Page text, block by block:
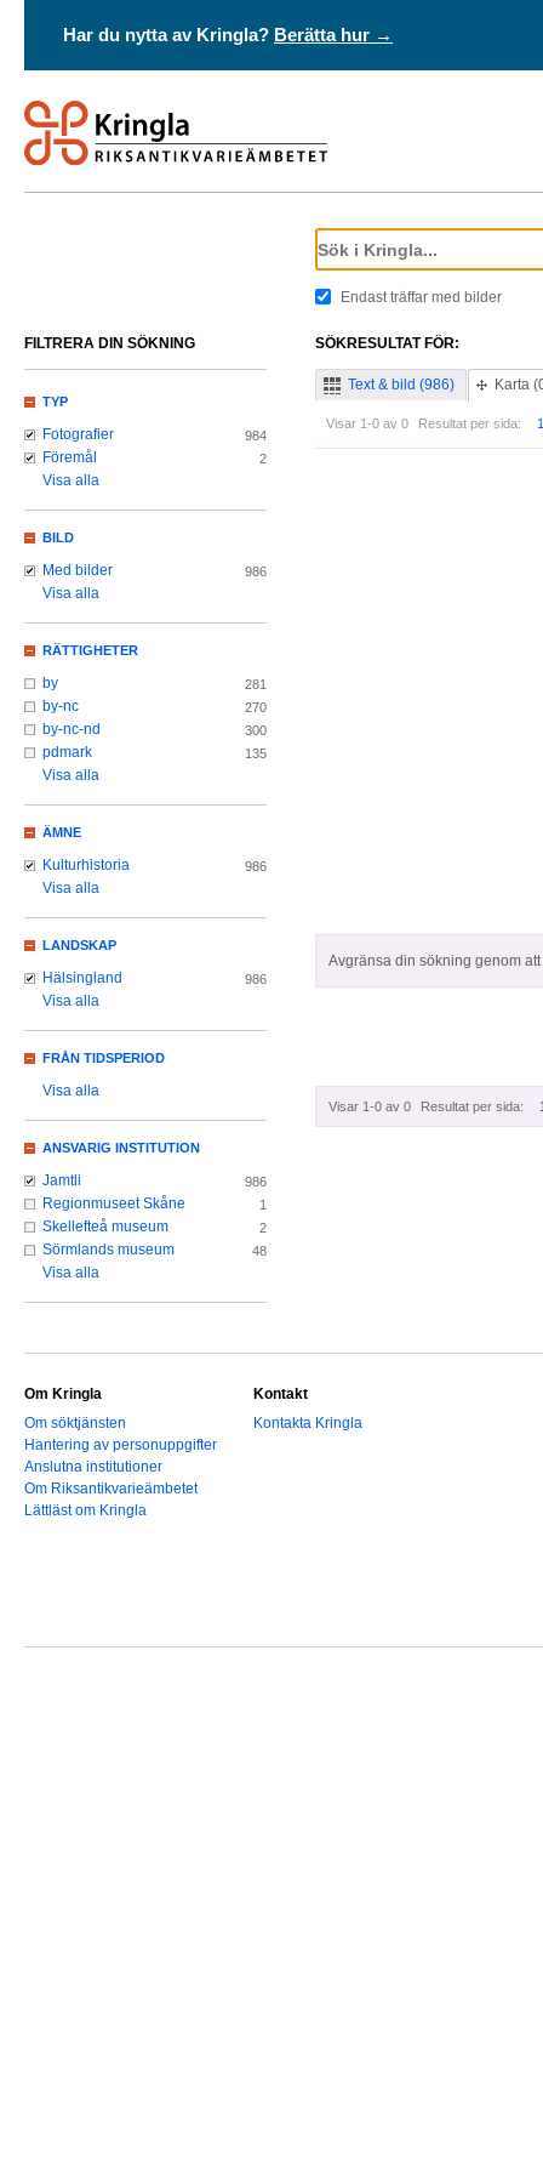
Har du nytta av Kringla? Berätta hur →
Endast träffar med bilder
SÖKRESULTAT FÖR:
Text & bild (986) Karta
Visar 1-0 av 0 Resultat per sida:
Avgränsa din sökning genom
Visar 1-0 av 0 Resultat per sida:
FILTRERA DIN SÖKNING
TYP
Fotografier 984
Föremål 2
Visa alla
BILD
Med bilder 986
Visa alla
RÄTTIGHETER
by 281
by-nc 270
by-nc-nd 300
pdmark 135
Visa alla
ÄMNE
Kulturhistoria 986
Visa alla
LANDSKAP
Hälsingland 986
Visa alla
FRÅN TIDSPERIOD
Visa alla
ANSVARIG INSTITUTION
Jamtli 986
Regionmuseet Skåne 1
Skellefteå museum 2
Sörmlands museum 48
Visa alla
Om Kringla
Om söktjänsten
Hantering av personuppgifter
Anslutna institutioner
Om Riksantikvarieämbetet
Lättläst om Kringla
Kontakt
Kontakta Kringla